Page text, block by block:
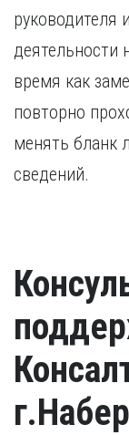
руководителя
деятельности
время как
повторно
менять бланк
сведений.